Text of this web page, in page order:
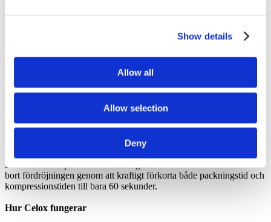
Show details
Allow all
Allow selection
Deny
Stoppar hypotermisk blödning vid svåra traumatiska skador.
Fungerar även i minusgrader och om temperaturen på blodet
tidsbesparing ökar chansen att överleva för den skadade i en
nödsituation eller fientlig situation. För att vara effektiva i verklig
3 minuters kompression för att fungera. Celox RAPID Gauze tar
bort fördröjningen genom att kraftigt förkorta både packningstid och
kompressionstiden till bara 60 sekunder.
Hur Celox fungerar